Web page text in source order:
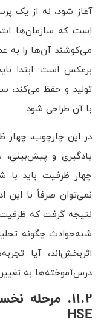
آغاز شود، نه از یک
است که سازمان‌ها
می‌کوشند آن‌ها را به
برعکس است: ابتدا
تولید و حفظ
با آن طراحی شود.
در این چارچوب، چهار
یادگیری و پیش‌بینی،
چهار ظرفیت باید با
نمی‌توان صرفاً با این
نتیجه گرفت که
شبه‌حوادث چگونه
اثربخش‌اند، آیا
درس‌آموخته‌ها به
11.2. مرحله نخست: تعیین عملکردهای حیاتی
HSE